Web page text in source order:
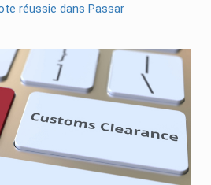
réussie dans Passar